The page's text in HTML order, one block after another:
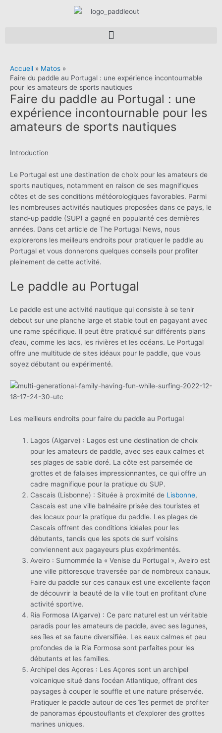
Accueil
Matos
Faire du paddle au Portugal : une expérience incontournable
pour les amateurs de sports nautiques
Faire du paddle au Portugal : une
expérience incontournable pour les
amateurs de sports nautiques
Introduction
Le Portugal est une destination de choix pour les amateurs de
sports nautiques, notamment en raison de ses magnifiques
côtes et de ses conditions météorologiques favorables. Parmi
les nombreuses activités nautiques proposées dans ce pays, le
stand-up paddle (SUP) a gagné en popularité ces dernières
années. Dans cet article de The Portugal News, nous
explorerons les meilleurs endroits pour pratiquer le paddle au
Portugal et vous donnerons quelques conseils pour profiter
pleinement de cette activité.
Le paddle au Portugal
Le paddle est une activité nautique qui consiste à se tenir
debout sur une planche large et stable tout en pagayant avec
une rame spécifique. Il peut être pratiqué sur différents plans
d’eau, comme les lacs, les rivières et les océans. Le Portugal
offre une multitude de sites idéaux pour le paddle, que vous
soyez débutant ou expérimenté.
Les meilleurs endroits pour faire du paddle au Portugal
Lagos (Algarve) : Lagos est une destination de choix
pour les amateurs de paddle, avec ses eaux calmes et
ses plages de sable doré. La côte est parsemée de
grottes et de falaises impressionnantes, ce qui offre un
cadre magnifique pour la pratique du SUP.
Cascais (Lisbonne) : Située à proximité de Lisbonne,
Cascais est une ville balnéaire prisée des touristes et
des locaux pour la pratique du paddle. Les plages de
Cascais offrent des conditions idéales pour les
débutants, tandis que les spots de surf voisins
conviennent aux pagayeurs plus expérimentés.
Aveiro : Surnommée la « Venise du Portugal », Aveiro est
une ville pittoresque traversée par de nombreux canaux.
Faire du paddle sur ces canaux est une excellente façon
de découvrir la beauté de la ville tout en profitant d’une
activité sportive.
Ria Formosa (Algarve) : Ce parc naturel est un véritable
paradis pour les amateurs de paddle, avec ses lagunes,
ses îles et sa faune diversifiée. Les eaux calmes et peu
profondes de la Ria Formosa sont parfaites pour les
débutants et les familles.
Archipel des Açores : Les Açores sont un archipel
volcanique situé dans l’océan Atlantique, offrant des
paysages à couper le souffle et une nature préservée.
Pratiquer le paddle autour de ces îles permet de profiter
de panoramas époustouflants et d’explorer des grottes
marines uniques.
des
articles